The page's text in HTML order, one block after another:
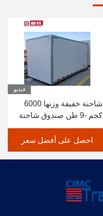
فيديو
شاحنات خفيفة من 500 كجم
-1 طن صندوق شاحنة مبرد
ومعزول مع ألواح ساندوتش
FRP PU
احصل على أفضل سعر